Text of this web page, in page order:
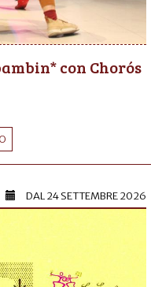
con Chorós
DAL24 SETTEMBRE 2026